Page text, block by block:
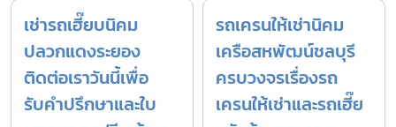
เช่ารถเฮี๊ยบนิคม
ปลวกแดงระยอง
ติดต่อเราวันนี้เพื่อ
รับคำปรึกษาและใบ
รถเครนให้เช่านิคม
เครือสหพัฒน์ชลบุรี
ครบวงจรเรื่องรถ
เครนให้เช่าและรถเฮี๊ย